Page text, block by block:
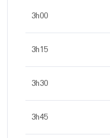
3h00
3h15
3h30
3h45